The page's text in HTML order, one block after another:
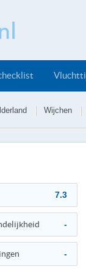
Wijchen
7.3
-
-